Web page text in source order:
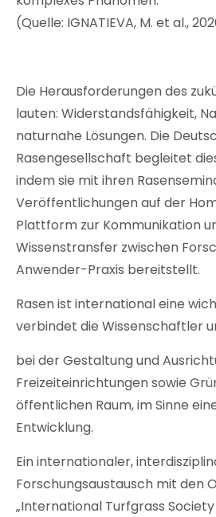
(Quelle: IGNATIEVA, M. et al.,
Die Herausforderungen des
lauten: Widerstandsfähigkeit,
naturnahe Lösungen. Die
Rasengesellschaft begleitet
indem sie mit ihren
Veröffentlichungen auf der
Plattform zur Kommunikation
Wissenstransfer zwischen
Anwender-Praxis bereitstellt.
Rasen ist international eine
verbindet die Wissenschaftler
bei der Gestaltung und
Freizeiteinrichtungen sowie
öffentlichen Raum, im Sinne
Entwicklung.
Ein internationaler,
Forschungsaustausch mit den
„International Turfgrass Society